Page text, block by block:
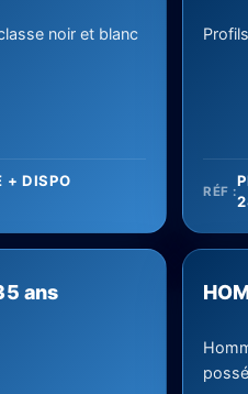
noir et blanc
+ DISPO
RÉF :
ans